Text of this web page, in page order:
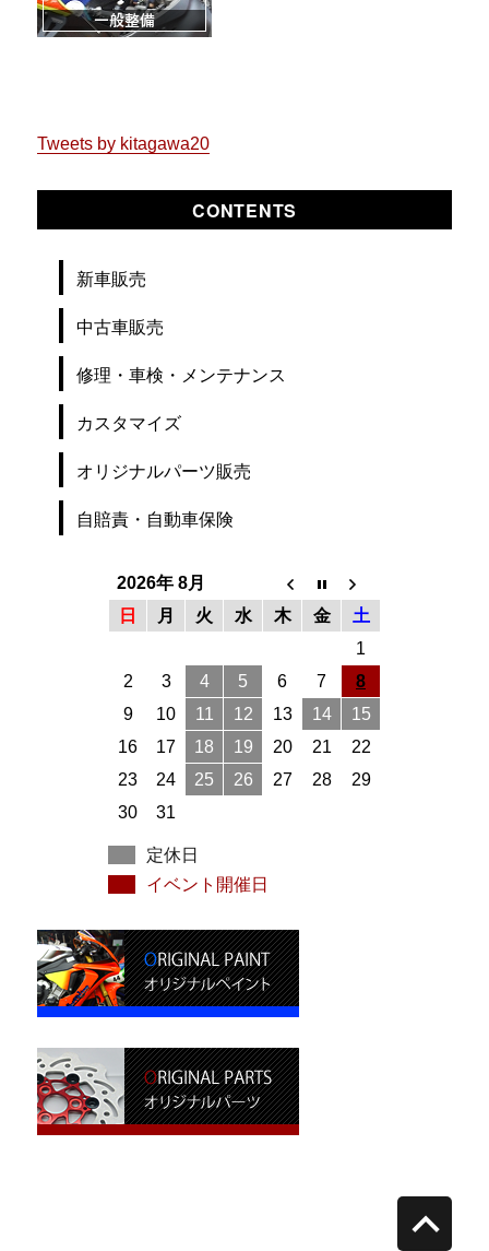
Tweets by kitagawa20
CONTENTS
新車販売
中古車販売
修理・車検・メンテナンス
カスタマイズ
オリジナルパーツ販売
自賠責・自動車保険
2026年 8月
日
月 火 水 木 金
土
1
2
3 4 5 6 7
8
9
10 11 12 13 14
15
16
17 18 19 20 21
22
23
24 25 26 27 28
29
30
31
定休日
イベント開催日